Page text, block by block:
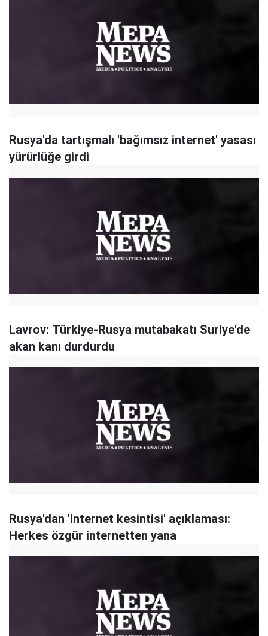
Rusya'da tartışmalı 'bağımsız internet' yasası
yürürlüğe girdi
Lavrov: Türkiye-Rusya mutabakatı Suriye'de
akan kanı durdurdu
Rusya'dan 'internet kesintisi' açıklaması:
Herkes özgür internetten yana